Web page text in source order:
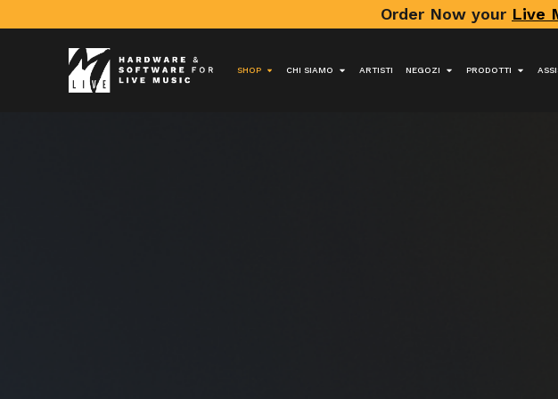
Order Now your Live
SHOP CHI SIAMO ARTISTI NEGOZI PRODOTTI